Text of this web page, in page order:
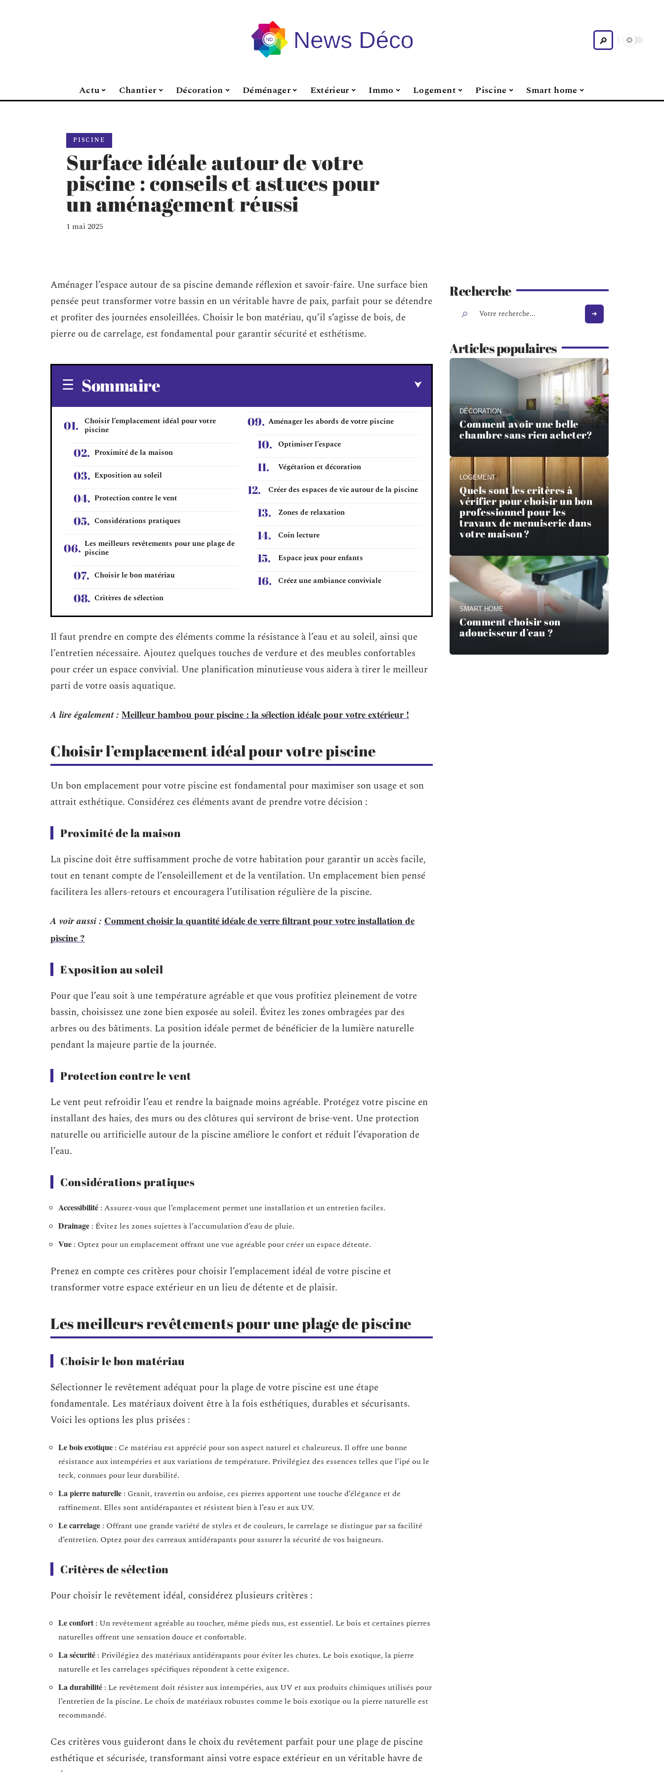
Actu Chantier Décoration Déménager Extérieur Immo Logement Piscine Smart home
PISCINE
Surface idéale autour de votre
piscine : conseils et astuces pour
un aménagement réussi
1 mai 2025
Aménager l’espace autour de sa piscine demande réflexion et savoir-faire. Une surface bien
pensée peut transformer votre bassin en un véritable havre de paix, parfait pour se détendre
et profiter des journées ensoleillées. Choisir le bon matériau, qu’il s’agisse de bois, de
pierre ou de carrelage, est fondamental pour garantir sécurité et esthétisme.
Sommaire
Choisir l’emplacement idéal pour votre
piscine
Proximité de la maison
Exposition au soleil
Protection contre le vent
Considérations pratiques
Les meilleurs revêtements pour une plage de
piscine
Choisir le bon matériau
Critères de sélection
Aménager les abords de votre piscine
Optimiser l’espace
Végétation et décoration
Créer des espaces de vie autour de la piscine
Zones de relaxation
Coin lecture
Espace jeux pour enfants
Créez une ambiance conviviale
Il faut prendre en compte des éléments comme la résistance à l’eau et au soleil, ainsi que
l’entretien nécessaire. Ajoutez quelques touches de verdure et des meubles confortables
pour créer un espace convivial. Une planification minutieuse vous aidera à tirer le meilleur
parti de votre oasis aquatique.
A lire également : Meilleur bambou pour piscine : la sélection idéale pour votre extérieur !
Choisir l’emplacement idéal pour votre piscine
Un bon emplacement pour votre piscine est fondamental pour maximiser son usage et son
attrait esthétique. Considérez ces éléments avant de prendre votre décision :
Proximité de la maison
La piscine doit être suffisamment proche de votre habitation pour garantir un accès facile,
tout en tenant compte de l’ensoleillement et de la ventilation. Un emplacement bien pensé
facilitera les allers-retours et encouragera l’utilisation régulière de la piscine.
A voir aussi : Comment choisir la quantité idéale de verre filtrant pour votre installation de
piscine ?
Exposition au soleil
Pour que l’eau soit à une température agréable et que vous profitiez pleinement de votre
bassin, choisissez une zone bien exposée au soleil. Évitez les zones ombragées par des
arbres ou des bâtiments. La position idéale permet de bénéficier de la lumière naturelle
pendant la majeure partie de la journée.
Protection contre le vent
Le vent peut refroidir l’eau et rendre la baignade moins agréable. Protégez votre piscine en
installant des haies, des murs ou des clôtures qui serviront de brise-vent. Une protection
naturelle ou artificielle autour de la piscine améliore le confort et réduit l’évaporation de
l’eau.
Considérations pratiques
Accessibilité : Assurez-vous que l’emplacement permet une installation et un entretien faciles.
Drainage : Évitez les zones sujettes à l’accumulation d’eau de pluie.
Vue : Optez pour un emplacement offrant une vue agréable pour créer un espace détente.
Prenez en compte ces critères pour choisir l’emplacement idéal de votre piscine et
transformer votre espace extérieur en un lieu de détente et de plaisir.
Les meilleurs revêtements pour une plage de piscine
Choisir le bon matériau
Sélectionner le revêtement adéquat pour la plage de votre piscine est une étape
fondamentale. Les matériaux doivent être à la fois esthétiques, durables et sécurisants.
Voici les options les plus prisées :
Le bois exotique : Ce matériau est apprécié pour son aspect naturel et chaleureux. Il offre une bonne
résistance aux intempéries et aux variations de température. Privilégiez des essences telles que l’ipé ou le
teck, connues pour leur durabilité.
La pierre naturelle : Granit, travertin ou ardoise, ces pierres apportent une touche d’élégance et de
raffinement. Elles sont antidérapantes et résistent bien à l’eau et aux UV.
Le carrelage : Offrant une grande variété de styles et de couleurs, le carrelage se distingue par sa facilité
d’entretien. Optez pour des carreaux antidérapants pour assurer la sécurité de vos baigneurs.
Critères de sélection
Pour choisir le revêtement idéal, considérez plusieurs critères :
Le confort : Un revêtement agréable au toucher, même pieds nus, est essentiel. Le bois et certaines pierres
naturelles offrent une sensation douce et confortable.
La sécurité : Privilégiez des matériaux antidérapants pour éviter les chutes. Le bois exotique, la pierre
naturelle et les carrelages spécifiques répondent à cette exigence.
La durabilité : Le revêtement doit résister aux intempéries, aux UV et aux produits chimiques utilisés pour
l’entretien de la piscine. Le choix de matériaux robustes comme le bois exotique ou la pierre naturelle est
recommandé.
Ces critères vous guideront dans le choix du revêtement parfait pour une plage de piscine
esthétique et sécurisée, transformant ainsi votre espace extérieur en un véritable havre de
Recherche
Articles populaires
DÉCORATION
Comment avoir une belle
chambre sans rien acheter?
LOGEMENT
Quels sont les critères à
vérifier pour choisir un bon
professionnel pour les
travaux de menuiserie dans
votre maison ?
SMART HOME
Comment choisir son
adoucisseur d’eau ?